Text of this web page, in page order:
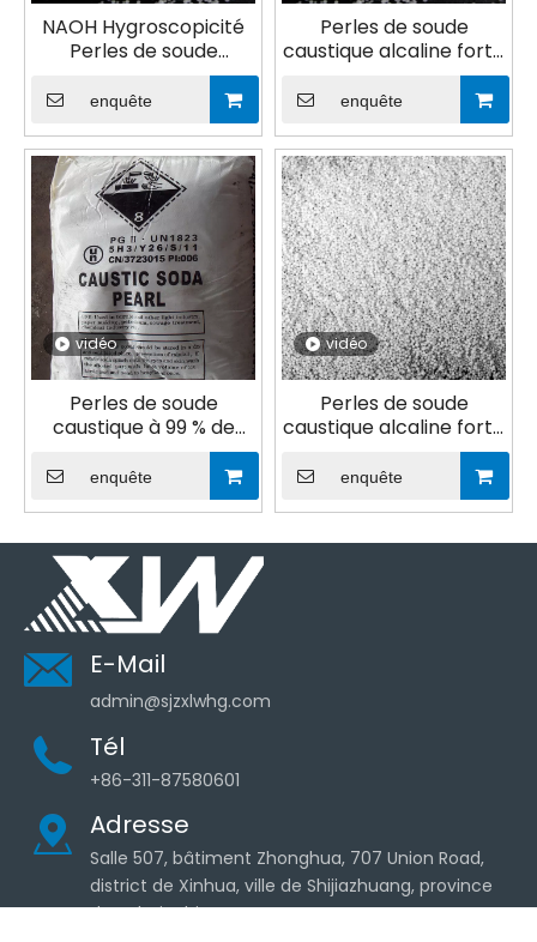
NAOH Hygroscopicité
Perles de soude
caustique pour le
traitement de l'eau
enquête
Perles de soude
caustique alcaline forte
traitement de l'eau
enquête
vidéo
Perles de soude
caustique à 99 % de
corrosivité pour le
traitement de l'eau
enquête
vidéo
Perles de soude
caustique alcaline forte
traitement de l'eau
enquête
E-Mail
admin@sjzxlwhg.com
Tél
+86-311-87580601
Adresse
Salle 507, bâtiment Zhonghua, 707 Union Road,
district de Xinhua, ville de Shijiazhuang, province
du Hebei, Chine